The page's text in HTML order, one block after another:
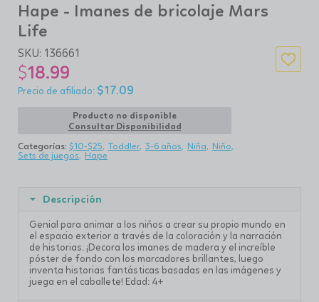
Hape - Imanes de bricolaje Mars
Life
SKU: 136661
$18.99
$17.09
Producto no disponible
Consultar Disponibilidad
Categorías: $10-$25 Toddler 3-6 años Niña
Niño
Sets de juegos
Hape
Descripción
Genial para animar a los niños a crear su propio mundo en
el espacio exterior a través de la coloración y la narración
de historias. ¡Decora los imanes de madera y el increíble
póster de fondo con los marcadores brillantes, luego
inventa historias fantásticas basadas en las imágenes y
juega en el caballete! Edad: 4+